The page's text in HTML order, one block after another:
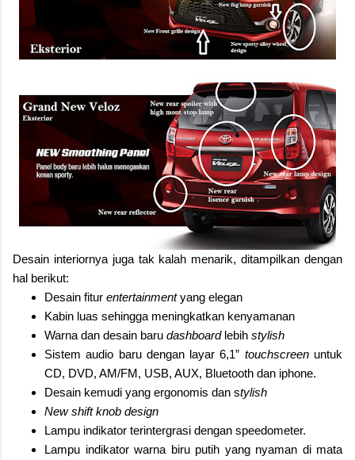
Desain interiornya juga tak kalah menarik, ditampilkan dengan
hal berikut:
Desain fitur entertainmentyang elegan
Kabin luas sehingga meningkatkan kenyamanan
Warna dan desain baru dashboardlebih stylish
Sistem audio baru dengan layar 6,1” touchscreen untuk
CD, DVD, AM/FM, USB, AUX, Bluetooth dan iphone.
Desain kemudi yang ergonomis dan stylish
New shift knob design
Lampu indikator terintergrasi dengan speedometer.
Lampu indikator warna biru putih yang nyaman di mata